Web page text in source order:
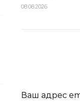
08.08.2026
Ваш адрес